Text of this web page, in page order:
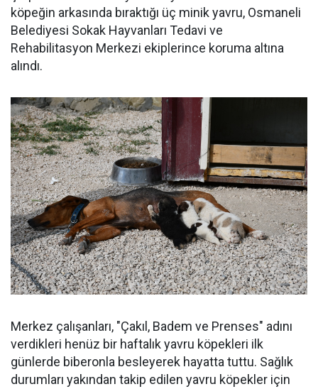
köpeğin arkasında bıraktığı üç minik yavru, Osmaneli
Belediyesi Sokak Hayvanları Tedavi ve
Rehabilitasyon Merkezi ekiplerince koruma altına
alındı.
Merkez çalışanları, "Çakıl, Badem ve Prenses" adını
verdikleri henüz bir haftalık yavru köpekleri ilk
günlerde biberonla besleyerek hayatta tuttu. Sağlık
durumları yakından takip edilen yavru köpekler için